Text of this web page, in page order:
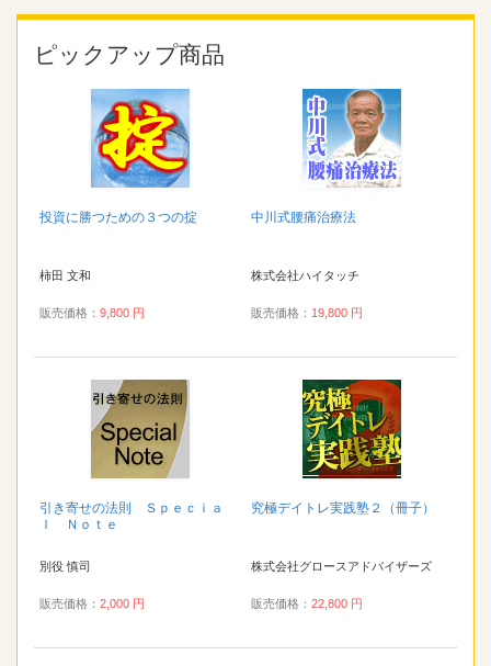
ピックアップ商品
投資に勝つための３つの掟
柿田 文和
販売価格： 9,800 円
中川式腰痛治療法
株式会社ハイタッチ
販売価格： 19,800 円
引き寄せの法則 Ｓｐｅｃｉａ
ｌ Ｎｏｔｅ
別役 慎司
販売価格： 2,000 円
究極デイトレ実践塾２（冊子）
株式会社グロースアドバイザーズ
販売価格： 22,800 円